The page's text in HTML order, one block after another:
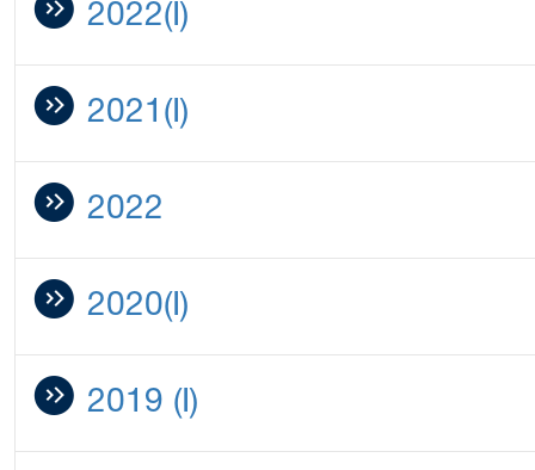
2022(I)
2021(I)
2022
2020(I)
2019 (I)